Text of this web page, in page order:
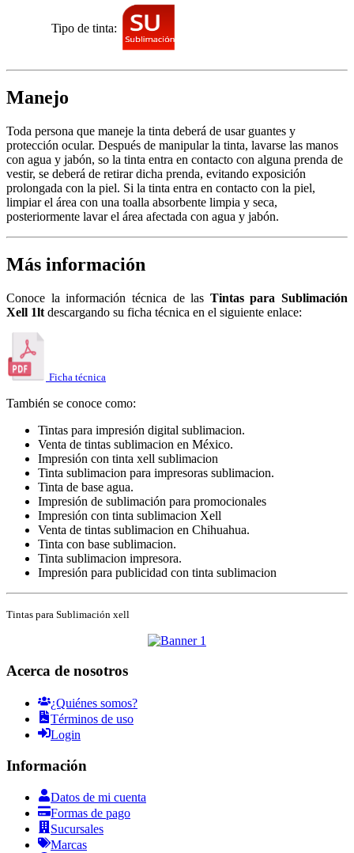
Tipo de tinta:
Manejo
Toda persona que maneje la tinta deberá de usar guantes y
protección ocular. Después de manipular la tinta, lavarse las manos
con agua y jabón, so la tinta entra en contacto con alguna prenda de
vestir, se deberá de retirar dicha prenda, evitando exposición
prolongada con la piel. Si la tinta entra en contacto con la piel,
limpiar el área con una toalla absorbente limpia y seca,
posteriormente lavar el área afectada con agua y jabón.
Más información
Conoce la información técnica de las Tintas para Sublimación
Xell 1lt descargando su ficha técnica en el siguiente enlace:
Ficha técnica
También se conoce como:
Tintas para impresión digital sublimacion.
Venta de tintas sublimacion en México.
Impresión con tinta xell sublimacion
Tinta sublimacion para impresoras sublimacion.
Tinta de base agua.
Impresión de sublimación para promocionales
Impresión con tinta sublimacion Xell
Venta de tintas sublimacion en Chihuahua.
Tinta con base sublimacion.
Tinta sublimacion impresora.
Impresión para publicidad con tinta sublimacion
Tintas para Sublimación xell
Acerca de nosotros
¿Quiénes somos?
Términos de uso
Login
Información
Datos de mi cuenta
Formas de pago
Sucursales
Marcas